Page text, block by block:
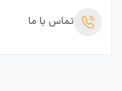
تماس با ما